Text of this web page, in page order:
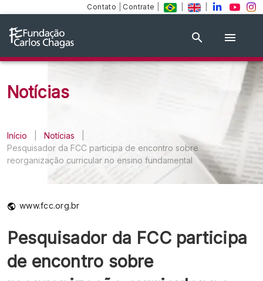
Contato Contrate
Notícias
Início Notícias
Pesquisador da FCC participa de encontro sobre
reorganização curricular no ensino fundamental
www.fcc.org.br
Pesquisador da FCC participa
de encontro sobre